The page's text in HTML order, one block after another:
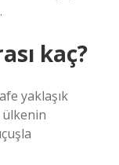
kaç?
yaklaşık
ülkenin